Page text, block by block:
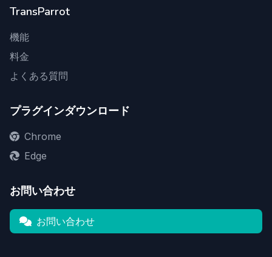
TransParrot
機能
料金
よくある質問
プラグインダウンロード
Chrome
Edge
お問い合わせ
お問い合わせ